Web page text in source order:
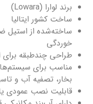
برند لوارا (Lowara)
ساخت کشور ایتالیا
ساخته‌شده از استیل
خوردگی
طراحی چندطبقه برای
مناسب برای
بخار، تصفیه آب و
قابلیت نصب عمودی